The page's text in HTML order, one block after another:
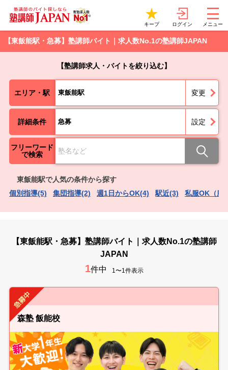
キープ ログイン メニュー
【東飯能駅・急募】塾講師バイト｜求人数No.1の塾講師JAPAN
【塾講師求人・バイトを絞り込む】
エリア・駅 東飯能駅 変更
詳細条件 急募 設定
フリーワード
で検索
東飯能駅で人気の条件から探す
個別指導(5)
集団指導(2) 週1日からOK(4) 駅近(3) 私服OK（服
【東飯能駅・急募】塾講師バイト｜求人数No.1の塾講師
JAPAN
1件中 1〜1件表示
森塾 飯能校